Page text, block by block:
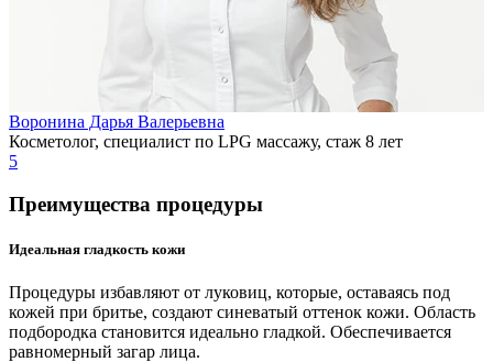
Воронина Дарья Валерьевна
Косметолог, специалист по LPG массажу, стаж 8 лет
5
Преимущества процедуры
Идеальная гладкость кожи
Процедуры избавляют от луковиц, которые, оставаясь под
кожей при бритье, создают синеватый оттенок кожи. Область
подбородка становится идеально гладкой. Обеспечивается
равномерный загар лица.